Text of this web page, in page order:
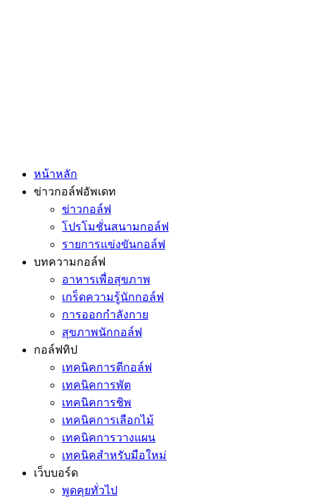
หน้าหลัก
ข่าวกอล์ฟอัพเดท
ข่าวกอล์ฟ
โปรโมชั่นสนามกอล์ฟ
รายการแข่งขันกอล์ฟ
บทความกอล์ฟ
อาหารเพื่อสุขภาพ
เกร็ดความรู้นักกอล์ฟ
การออกกำลังกาย
สุขภาพนักกอล์ฟ
กอล์ฟทิป
เทคนิคการตีกอล์ฟ
เทคนิคการพัต
เทคนิคการชิพ
เทคนิคการเลือกไม้
เทคนิคการวางแผน
เทคนิคสำหรับมือใหม่
เว็บบอร์ด
พูดคุยทั่วไป